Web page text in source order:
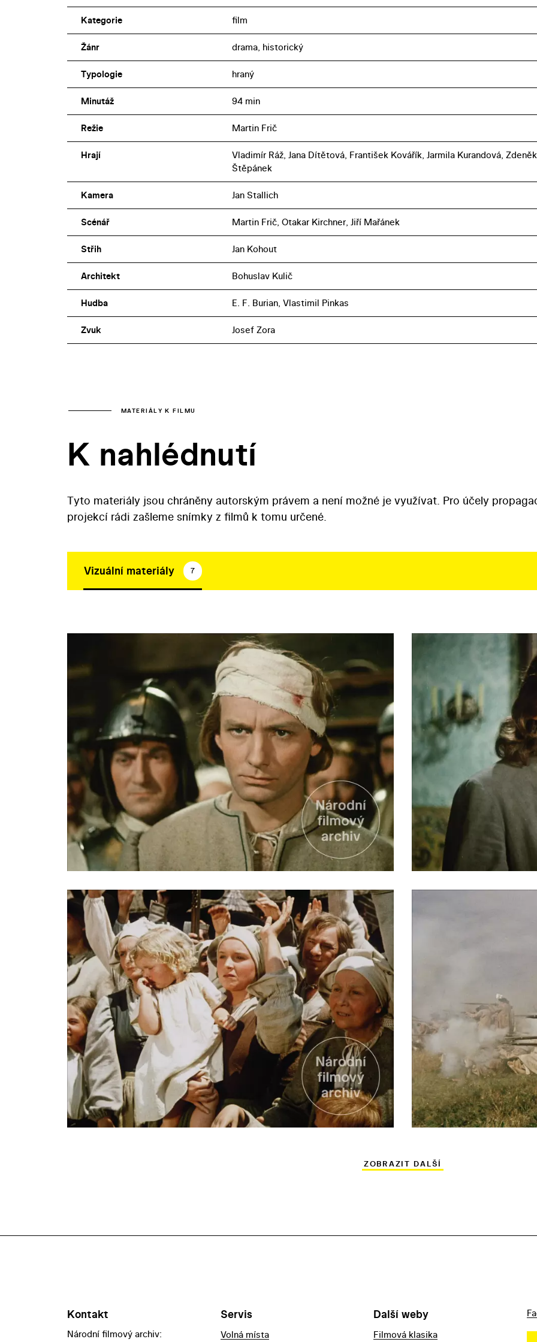
Kategorie film
Žánr drama, historický
Typologie hraný
Minutáž 94 min
Režie Martin Frič
Hrají
Vladimír Ráž, Jana Dítětová, František Kovářík, Jarmila Kurandová, Zdeněk
Štěpánek
Kamera Jan Stallich
Scénář Martin Frič, Otakar Kirchner, Jiří Mařánek
Střih Jan Kohout
Architekt Bohuslav Kulič
Hudba E. F. Burian, Vlastimil Pinkas
Zvuk Josef Zora
MATERIÁLY K FILMU
K nahlédnutí
Tyto materiály jsou chráněny autorským právem a není možné je využívat. Pro účely
projekcí rádi zašleme snímky z filmů k tomu určené.
Vizuální materiály 7
ZOBRAZIT DALŠÍ
Kontakt
Národní filmový archiv:
Servis
Volná místa
Další weby
Filmová klasika